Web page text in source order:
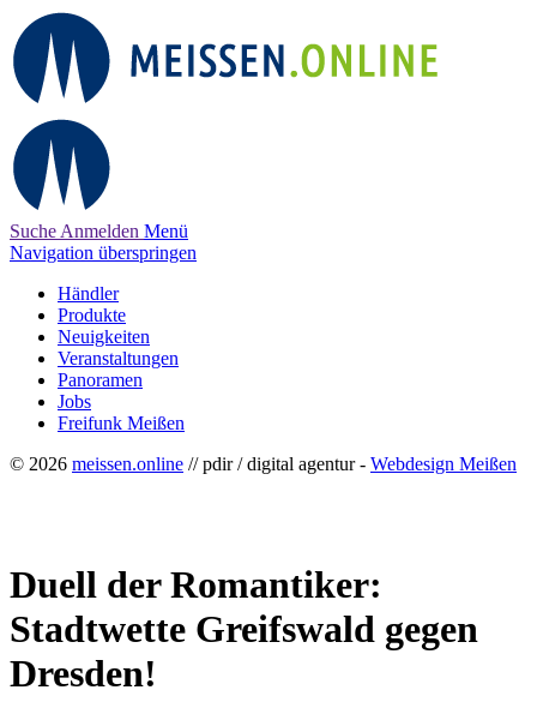
Suche Anmelden Menü
Navigation überspringen
Händler
Produkte
Neuigkeiten
Veranstaltungen
Panoramen
Jobs
Freifunk Meißen
© 2026 meissen.online // pdir / digital agentur - Webdesign Meißen
Duell der Romantiker:
Stadtwette Greifswald gegen
Dresden!